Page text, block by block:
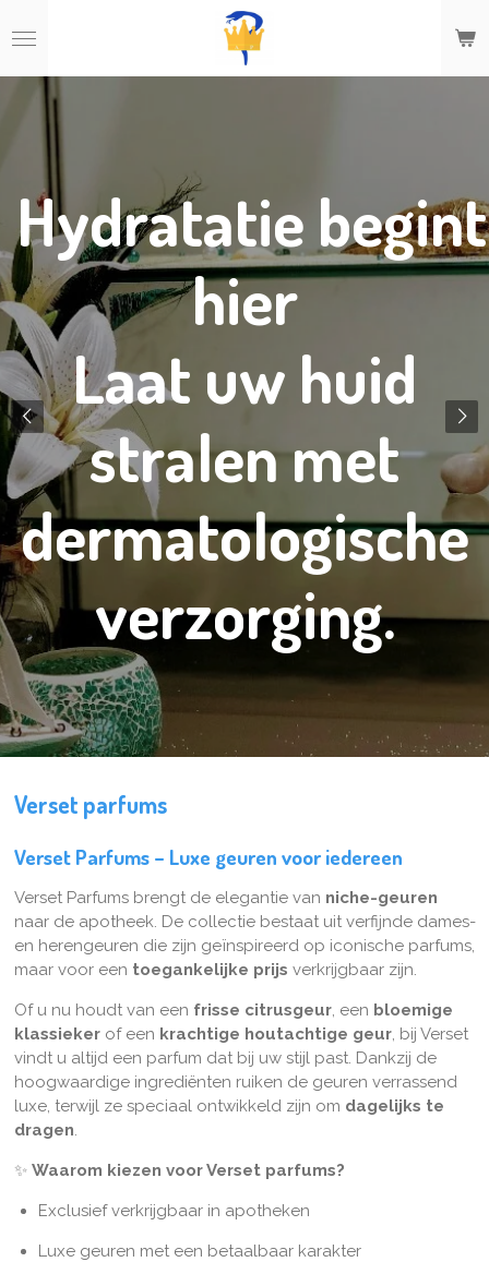
direct
Hydratatie begint
hier
Laat uw huid
stralen met
dermatologische
verzorging.
Verset parfums
Verset Parfums – Luxe geuren voor iedereen
Verset Parfums brengt de elegantie van niche-geuren
naar de apotheek. De collectie bestaat uit verfijnde dames-
en herengeuren die zijn geïnspireerd op iconische parfums,
maar voor een toegankelijke prijs verkrijgbaar zijn.
Of u nu houdt van een frisse citrusgeur, een bloemige
klassiekerof een krachtige houtachtige geur, bij Verset
vindt u altijd een parfum dat bij uw stijl past. Dankzij de
hoogwaardige ingrediënten ruiken de geuren verrassend
luxe, terwijl ze speciaal ontwikkeld zijn om dagelijks te
dragen
✨ Waarom kiezen voor Verset parfums?
Exclusief verkrijgbaar in apotheken
Luxe geuren met een betaalbaar karakter